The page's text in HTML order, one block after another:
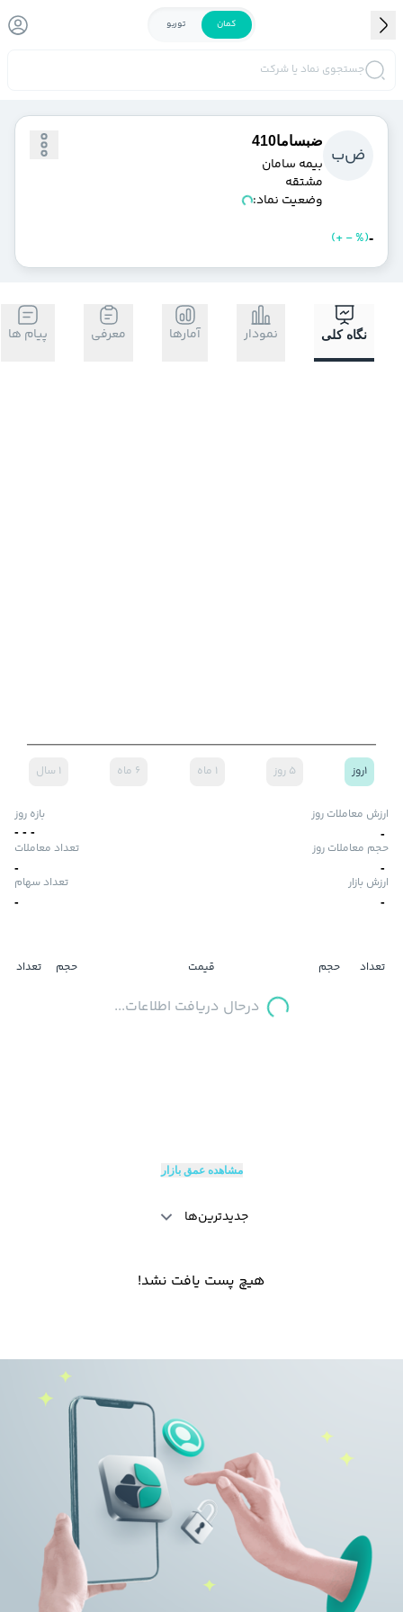
کمان توربو
جستجوی نماد یا شرکت
ضب
ضبساما410
بيمه سامان
مشتقه
وضعیت نماد:
-
(+-%)
نگاه کلی نمودار آمارها معرفی پیام ها
۱روز ۵ روز ۱ ماه ۶ ماه ۱ سال
ارزش معاملات روز
-
بازه روز
-
-
-
حجم معاملات روز
-
تعداد معاملات
-
ارزش بازار
-
تعداد سهام
-
تعداد حجم قیمت حجم تعداد
درحال دریافت اطلاعات...
مشاهده عمق بازار
جدیدترین‌ها
هیچ پست یافت نشد!